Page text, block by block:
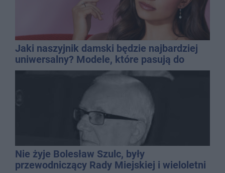
Jaki naszyjnik damski będzie najbardziej
uniwersalny? Modele, które pasują do
wielu stylizacji
Nie żyje Bolesław Szulc, były
przewodniczący Rady Miejskiej i wieloletni